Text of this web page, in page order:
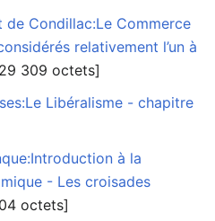
de Condillac:Le Commerce
relativement l’un à
309 octets]
Libéralisme - chapitre
à la
- Les croisades
octets]